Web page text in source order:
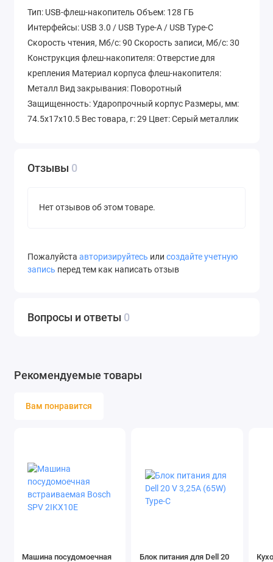
Тип: USB-флеш-накопитель Объем: 128 ГБ
Интерфейсы: USB 3.0 / USB Type-A / USB Type-C
Скорость чтения, Мб/с: 90 Скорость записи, Мб/с: 30
Конструкция флеш-накопителя: Отверстие для
крепления Материал корпуса флеш-накопителя:
Металл Вид закрывания: Поворотный
Защищенность: Ударопрочный корпус Размеры, мм:
74.5х17х10.5 Вес товара, г: 29 Цвет: Серый металлик
Отзывы 0
Нет отзывов об этом товаре.
Пожалуйста авторизируйтесь или создайте учетную
запись перед тем как написать отзыв
Вопросы и ответы 0
Рекомендуемые товары
Вам понравится
Машина посудомоечная
Блок питания для Dell 20